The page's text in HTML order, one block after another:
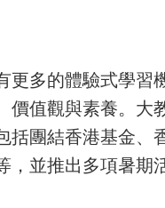
更多的體驗式學習
價值觀與素養。大
括團結香港基金、
，並推出多項暑期